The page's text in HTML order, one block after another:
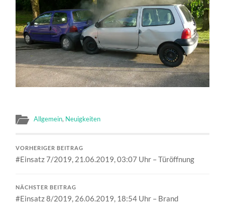
Allgemein, Neuigkeiten
VORHERIGER BEITRAG
#Einsatz 7/2019, 21.06.2019, 03:07 Uhr – Türöffnung
NÄCHSTER BEITRAG
#Einsatz 8/2019, 26.06.2019, 18:54 Uhr – Brand